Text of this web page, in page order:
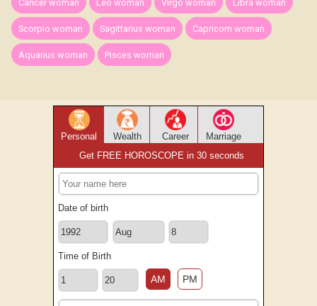
Cancer woman Leo woman Virgo woman Libra woman
Scorpio woman Sagittarius woman Capricorn woman
Aquarius woman Pisces woman
Personal Wealth Career Marriage
Get FREE HOROSCOPE in 30 seconds
Date of birth
Time of Birth
AM PM